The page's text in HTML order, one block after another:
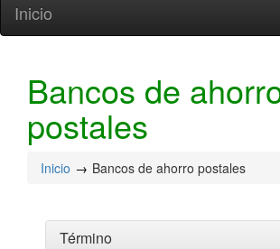
Inicio
Bancos de
postales
Inicio Bancos de ahorro postales
Término